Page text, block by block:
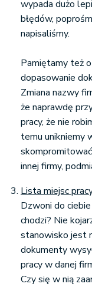
wypada dużo
błędów,
napisaliśmy.
Pamiętamy też
dopasowanie
Zmiana nazwy
że naprawdę
pracy, że nie
temu unikniemy
innej firmy,
Lista miejsc
Dzwoni do
chodzi? Nie
stanowisko jest
dokumenty
pracy w danej
Czy się w nią